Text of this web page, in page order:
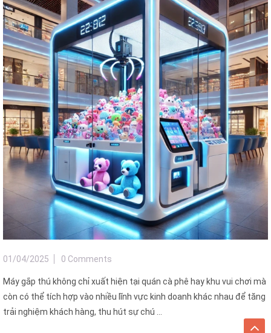
01/04/2025 0 Comments
Máy gắp thú không chỉ xuất hiện tại quán cà phê hay khu vui chơi mà
còn có thể tích hợp vào nhiều lĩnh vực kinh doanh khác nhau để tăng
trải nghiệm khách hàng, thu hút sự chú ...